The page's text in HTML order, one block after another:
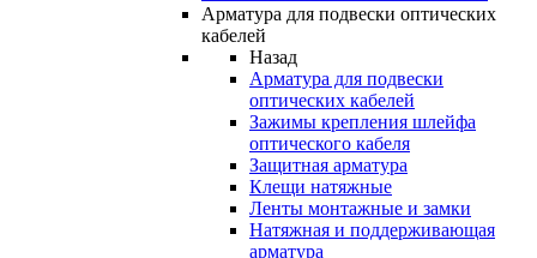
Арматура для подвески оптических
кабелей
Назад
Арматура для подвески
оптических кабелей
Зажимы крепления шлейфа
оптического кабеля
Защитная арматура
Клещи натяжные
Ленты монтажные и замки
Натяжная и поддерживающая
арматура